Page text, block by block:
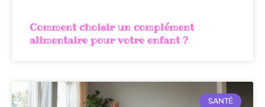
Comment choisir un complément
alimentaire pour votre enfant ?
SANTÉ